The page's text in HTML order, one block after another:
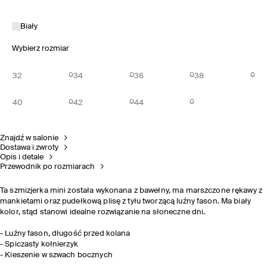
Biały
Wybierz rozmiar
32 34 36 38
40 42 44
Znajdź w salonie
Dostawa i zwroty
Opis i detale
Przewodnik po rozmiarach
Ta szmizjerka mini została wykonana z bawełny, ma marszczone rękawy z
mankietami oraz pudełkową plisę z tyłu tworzącą luźny fason. Ma biały
kolor, stąd stanowi idealne rozwiązanie na słoneczne dni.
- Luźny fason, długość przed kolana
- Spiczasty kołnierzyk
- Kieszenie w szwach bocznych